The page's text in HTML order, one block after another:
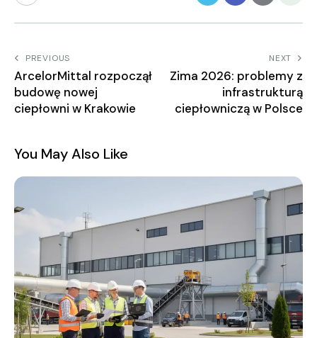
PREVIOUS
ArcelorMittal rozpoczął
budowę nowej
ciepłowni w Krakowie
NEXT
Zima 2026: problemy z
infrastrukturą
ciepłowniczą w Polsce
You May Also Like